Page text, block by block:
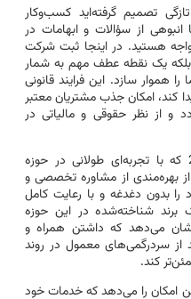
تصمیم گرفته‌اید کسب‌وکار
انبوهی از سؤالات و ابهامات در
هستید. در اینجا ثبت شرکت
بلکه یک نقطه عطف مهم به شمار
هموار سازد. این فرایند قانونی
امکان جذب مشتریان معتبر
و از نظر حقوقی و مالیاتی در
برای مثال، یکی از مشتریان ثبت 24 که با تجربه‌ای طولانی در حوزه
بهره‌مندی از مشاوره تخصصی و
بدون دغدغه و با رعایت کامل
برند شناخته‌شده در این حوزه
می‌دهد که داشتن همراه و
سردرگمی‌های معمول در روند
کند.
امکان را می‌دهد که خدمات خود